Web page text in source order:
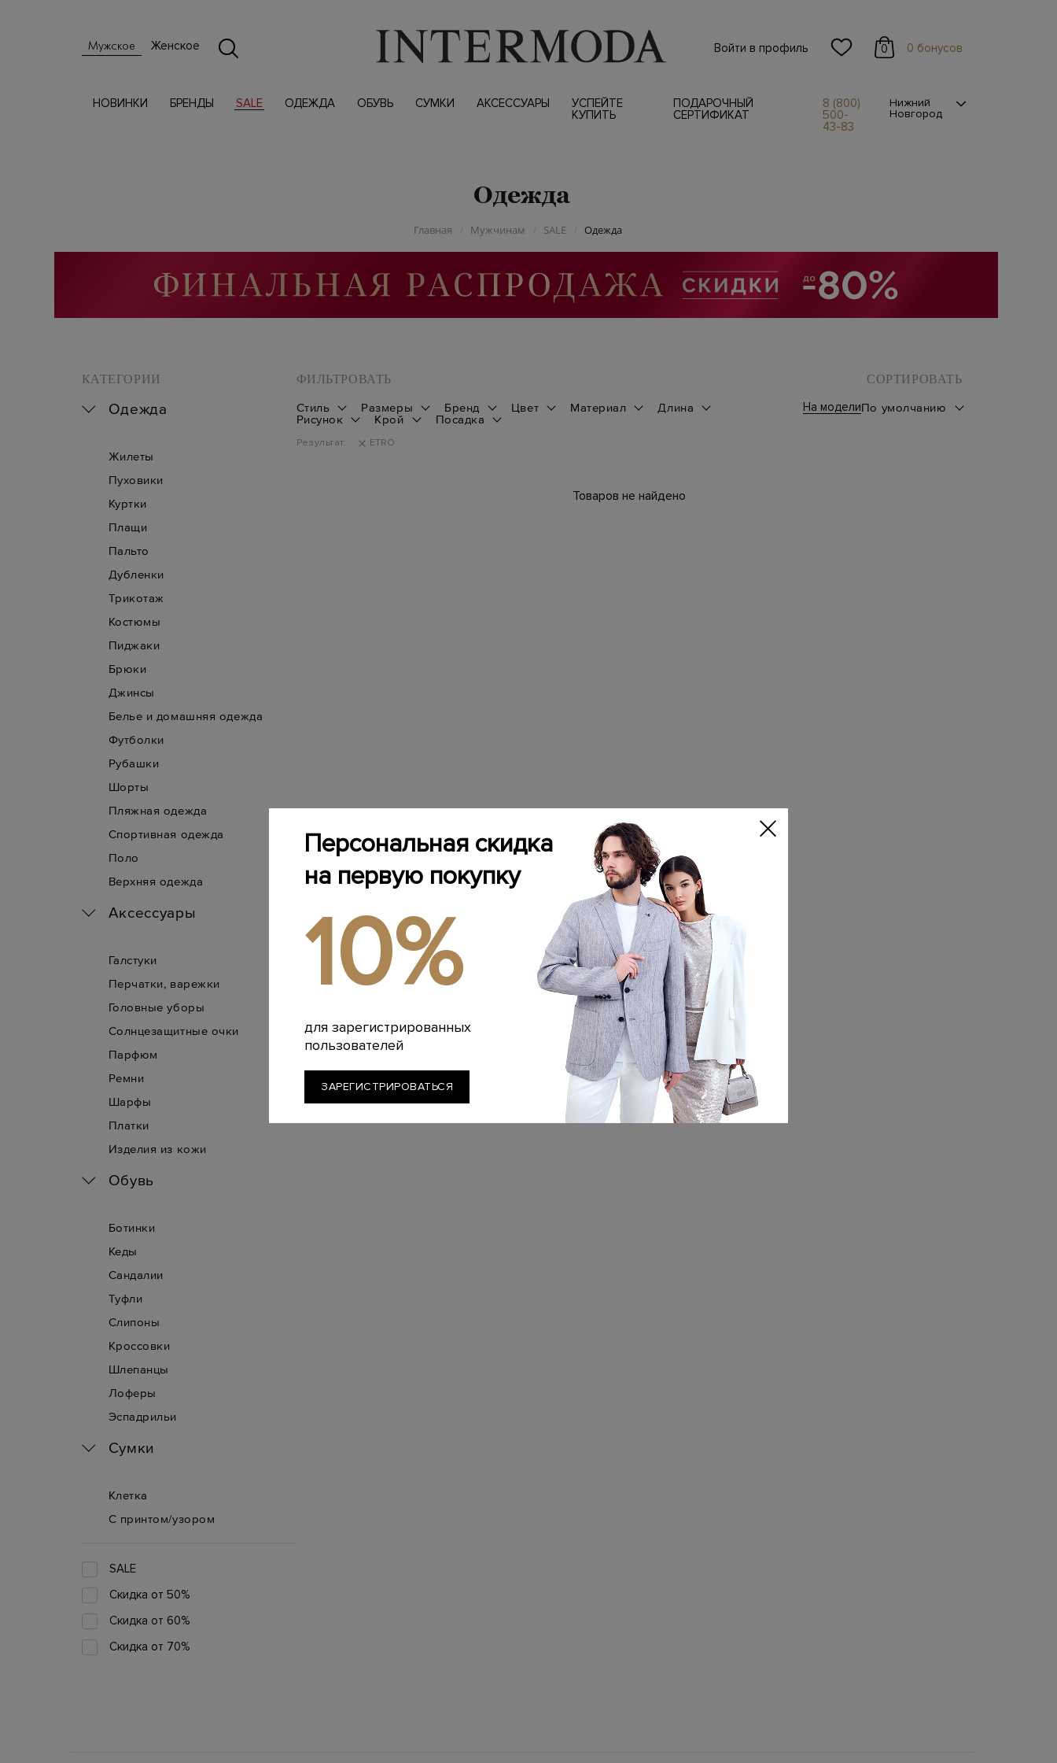
Мужское Женское Войти в профиль 0 0 бонусов
НОВИНКИ БРЕНДЫ SALE ОДЕЖДА ОБУВЬ СУМКИ АКСЕССУАРЫ
УСПЕЙТЕ
КУПИТЬ
ПОДАРОЧНЫЙ
СЕРТИФИКАТ
8 (800)
500-
43-83
Нижний
Новгород
Одежда
Главная / Мужчинам / SALE / Одежда
КАТЕГОРИИ
Одежда
Жилеты
Пуховики
Куртки
Плащи
Пальто
Дубленки
Трикотаж
Костюмы
Пиджаки
Брюки
Джинсы
Белье и домашняя одежда
Футболки
Рубашки
Шорты
Пляжная одежда
Спортивная одежда
Поло
Верхняя одежда
Аксессуары
Галстуки
Перчатки, варежки
Головные уборы
Солнцезащитные очки
Парфюм
Ремни
Шарфы
Платки
Изделия из кожи
Обувь
Ботинки
Кеды
Сандалии
Туфли
Слипоны
Кроссовки
Шлепанцы
Лоферы
Эспадрильи
Сумки
Клетка
С принтом/узором
SALE
Скидка от 50%
Скидка от 60%
Скидка от 70%
ФИЛЬТРОВАТЬ
Стиль Размеры Бренд Цвет Материал
Длина
Рисунок
Крой Посадка
На модели
СОРТИРОВАТЬ
По умолчанию
Результат: ETRO
Товаров не найдено
Персональная скидка
на первую покупку
10%
для зарегистрированных
пользователей
ЗАРЕГИСТРИРОВАТЬСЯ